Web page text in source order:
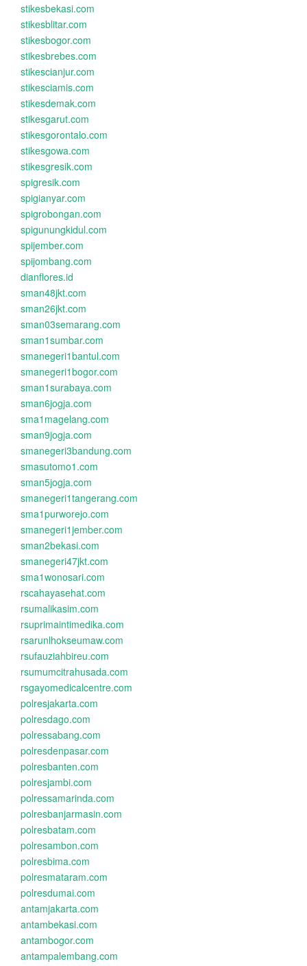
stikesbekasi.com
stikesblitar.com
stikesbogor.com
stikesbrebes.com
stikescianjur.com
stikesciamis.com
stikesdemak.com
stikesgarut.com
stikesgorontalo.com
stikesgowa.com
stikesgresik.com
spigresik.com
spigianyar.com
spigrobongan.com
spigunungkidul.com
spijember.com
spijombang.com
dianflores.id
sman48jkt.com
sman26jkt.com
sman03semarang.com
sman1sumbar.com
smanegeri1bantul.com
smanegeri1bogor.com
sman1surabaya.com
sman6jogja.com
sma1magelang.com
sman9jogja.com
smanegeri3bandung.com
smasutomo1.com
sman5jogja.com
smanegeri1tangerang.com
sma1purworejo.com
smanegeri1jember.com
sman2bekasi.com
smanegeri47jkt.com
sma1wonosari.com
rscahayasehat.com
rsumalikasim.com
rsuprimaintimedika.com
rsarunlhokseumaw.com
rsufauziahbireu.com
rsumumcitrahusada.com
rsgayomedicalcentre.com
polresjakarta.com
polresdago.com
polressabang.com
polresdenpasar.com
polresbanten.com
polresjambi.com
polressamarinda.com
polresbanjarmasin.com
polresbatam.com
polresambon.com
polresbima.com
polresmataram.com
polresdumai.com
antamjakarta.com
antambekasi.com
antambogor.com
antampalembang.com